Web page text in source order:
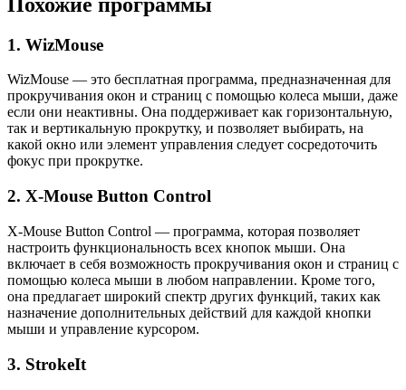
1. WizMouse
WizMouse — это бесплатная программа, предназначенная для
прокручивания окон и страниц с помощью колеса мыши, даже
если они неактивны. Она поддерживает как горизонтальную,
так и вертикальную прокрутку, и позволяет выбирать, на
какой окно или элемент управления следует сосредоточить
фокус при прокрутке.
2. X-Mouse Button Control
X-Mouse Button Control — программа, которая позволяет
настроить функциональность всех кнопок мыши. Она
включает в себя возможность прокручивания окон и страниц с
помощью колеса мыши в любом направлении. Кроме того,
она предлагает широкий спектр других функций, таких как
назначение дополнительных действий для каждой кнопки
мыши и управление курсором.
3. StrokeIt